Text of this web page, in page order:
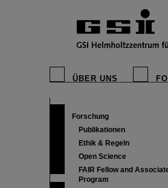
ÜBER UNS
Forschung
Publikationen
Ethik & Regeln
Open Science
FAIR Fellow and
Program